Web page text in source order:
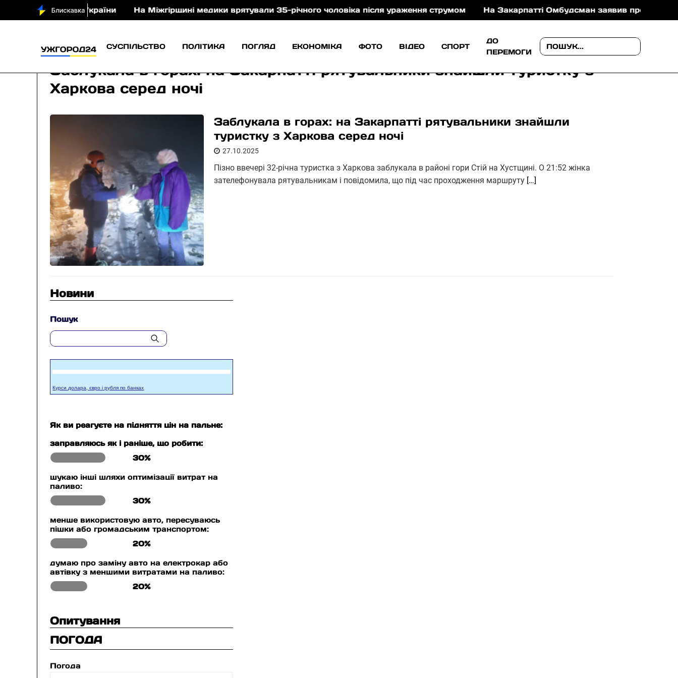
для України На Міжгірщині медики врятували 35-річного чоловіка після ураження струмом На Закарпатті Омбудсман заявив про порушення у
СУСПІЛЬСТВО ПОЛІТИКА ПОГЛЯД ЕКОНОМІКА ФОТО ВІДЕО СПОРТ
ДО
ПЕРЕМОГИ
Заблукала в горах: на Закарпатті рятувальники знайшли туристку з
Харкова серед ночі
Заблукала в горах: на Закарпатті рятувальники знайшли
туристку з Харкова серед ночі
27.10.2025
Пізно ввечері 32-річна туристка з Харкова заблукала в районі гори Стій на Хустщині. О 21:52 жінка
зателефонувала рятувальникам і повідомила, що під час проходження маршруту […]
Новини
Пошук
Курси долара, євро і рубля по банках
Як ви реагуєте на підняття цін на пальне:
заправляюсь як і раніше, що робити:
30%
шукаю інші шляхи оптимізації витрат на
паливо:
30%
менше використовую авто, пересуваюсь
пішки або громадським транспортом:
20%
думаю про заміну авто на електрокар або
автівку з меншими витратами на паливо:
20%
Опитування
ПОГОДА
Погода